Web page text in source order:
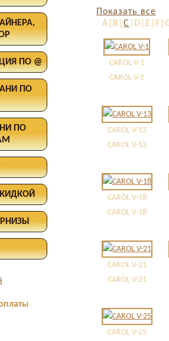
ПО @
ПО
ПО
Показать все
A|B| C
CAROL V-1
CAROL V-1
CAROL V-13
CAROL V-13
CAROL V-18
CAROL V-18
CAROL V-21
CAROL V-21
CAROL V-25